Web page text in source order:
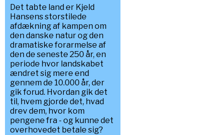
Det tabte land er Kjeld
Hansens storstilede
afdækning af kampen om
den danske natur og den
dramatiske forarmelse af
den de seneste 250 år, en
periode hvor landskabet
ændret sig mere end
gennem de 10.000 år, der
gik forud. Hvordan gik det
til, hvem gjorde det, hvad
drev dem, hvor kom
pengene fra - og kunne det
overhovedet betale sig?